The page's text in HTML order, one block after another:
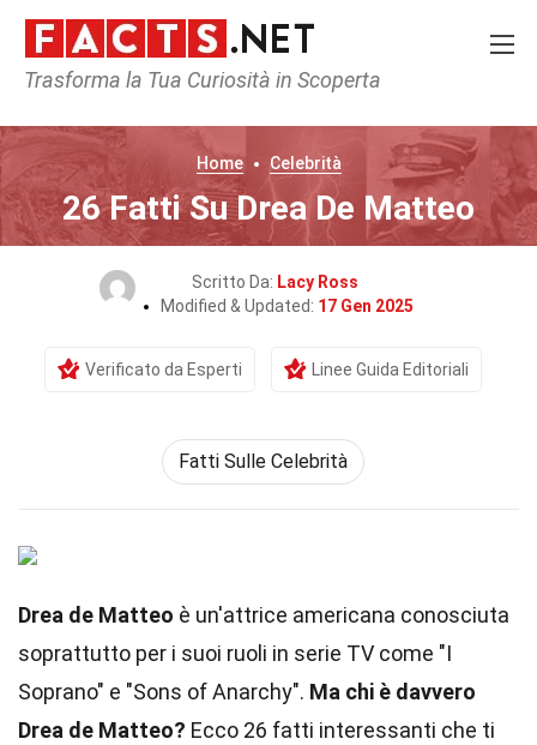
Trasforma la Tua Curiosità in Scoperta
Home Celebrità
26 Fatti Su Drea De Matteo
Scritto Da: Lacy Ross
Modified & Updated: 17 Gen 2025
Verificato da Esperti Linee Guida Editoriali
Fatti Sulle Celebrità
Drea de Matteo è un'attrice americana conosciuta
soprattutto per i suoi ruoli in serie TV come "I
Soprano" e "Sons of Anarchy". Ma chi è davvero
Drea de Matteo? Ecco 26 fatti interessanti che ti